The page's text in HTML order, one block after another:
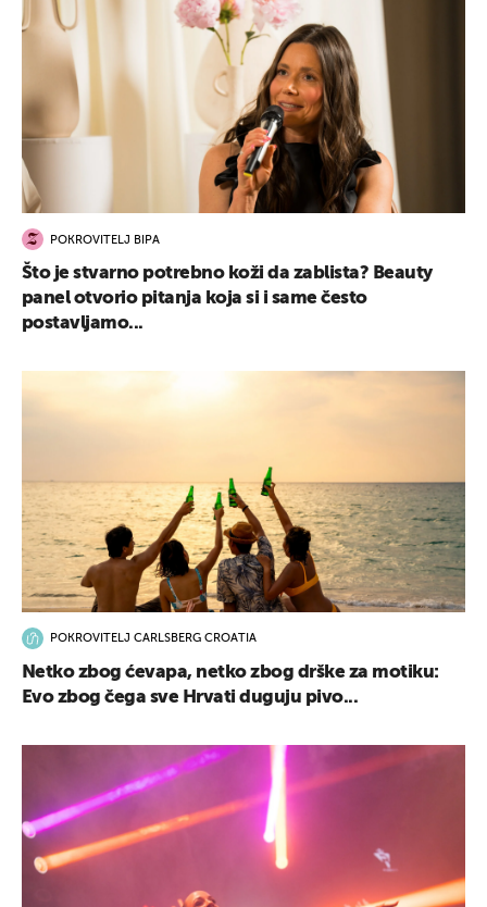
POKROVITELJ BIPA
Što je stvarno potrebno koži da zablista? Beauty
panel otvorio pitanja koja si i same često
postavljamo...
POKROVITELJ CARLSBERG CROATIA
Netko zbog ćevapa, netko zbog drške za motiku:
Evo zbog čega sve Hrvati duguju pivo...